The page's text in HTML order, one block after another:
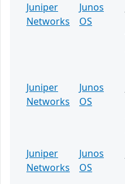
Juniper
Networks
Junos
OS
Juniper
Networks
Junos
OS
Juniper
Networks
Junos
OS